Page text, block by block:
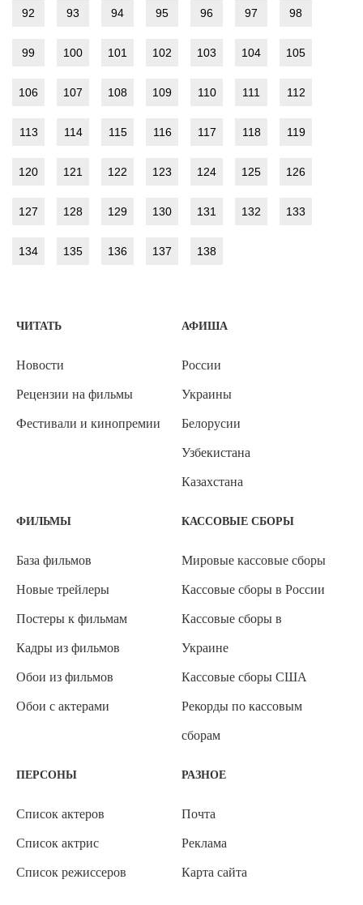
92 93 94 95 96 97 98
99 100 101 102 103 104 105
106 107 108 109 110 111 112
113 114 115 116 117 118 119
120 121 122 123 124 125 126
127 128 129 130 131 132 133
134 135 136 137 138
ЧИТАТЬ
Новости
Рецензии на фильмы
Фестивали и кинопремии
АФИША
России
Украины
Белорусии
Узбекистана
Казахстана
ФИЛЬМЫ
База фильмов
Новые трейлеры
Постеры к фильмам
Кадры из фильмов
Обои из фильмов
Обои с актерами
КАССОВЫЕ СБОРЫ
Мировые кассовые сборы
Кассовые сборы в России
Кассовые сборы в
Украине
Кассовые сборы США
Рекорды по кассовым
сборам
ПЕРСОНЫ
Список актеров
Список актрис
Список режиссеров
РАЗНОЕ
Почта
Реклама
Карта сайта